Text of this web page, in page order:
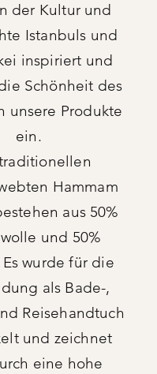
der Kultur und
Istanbuls und
inspiriert und
Schönheit des
unsere Produkte
ein.
Hammam
aus 50%
und 50%
wurde für die
als Bade-,
Reisehandtuch
und zeichnet
eine hohe